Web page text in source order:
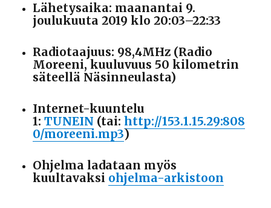
Lähetysaika: maanantai 9.
joulukuuta 2019 klo 20:03–22:33
Radiotaajuus: 98,4MHz (Radio
Moreeni, kuuluvuus 50 kilometrin
säteellä Näsinneulasta)
Internet-kuuntelu
1:TUNEIN (tai:http://153.1.15.29:808
0/moreeni.mp3)
Ohjelma ladataan myös
kuultavaksi ohjelma-arkistoon